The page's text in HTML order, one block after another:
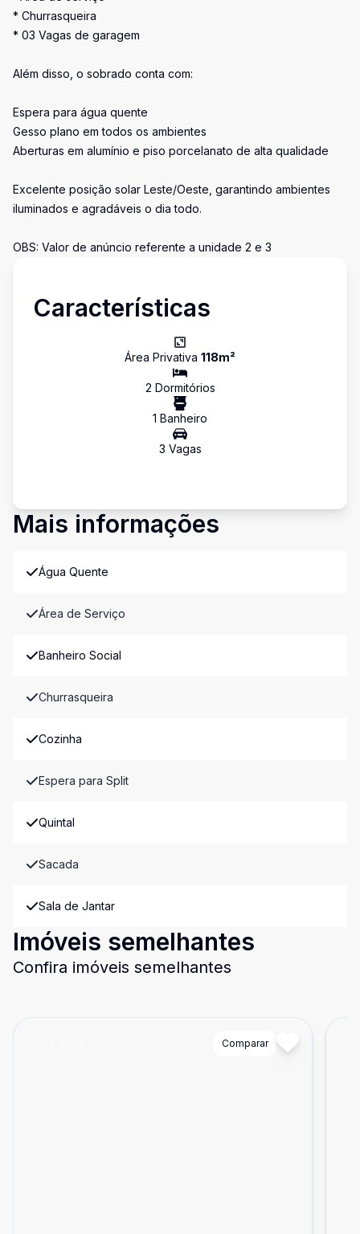
* Churrasqueira
* 03 Vagas de garagem
Além disso, o sobrado conta com:
Espera para água quente
Gesso plano em todos os ambientes
Aberturas em alumínio e piso porcelanato de alta qualidade
Excelente posição solar Leste/Oeste, garantindo ambientes
iluminados e agradáveis o dia todo.
OBS: Valor de anúncio referente a unidade 2 e 3
Características
Área Privativa 118m²
2 Dormitórios
1 Banheiro
3 Vagas
Mais informações
Água Quente
Área de Serviço
Banheiro Social
Churrasqueira
Cozinha
Espera para Split
Quintal
Sacada
Sala de Jantar
Imóveis semelhantes
Confira imóveis semelhantes
Comparar